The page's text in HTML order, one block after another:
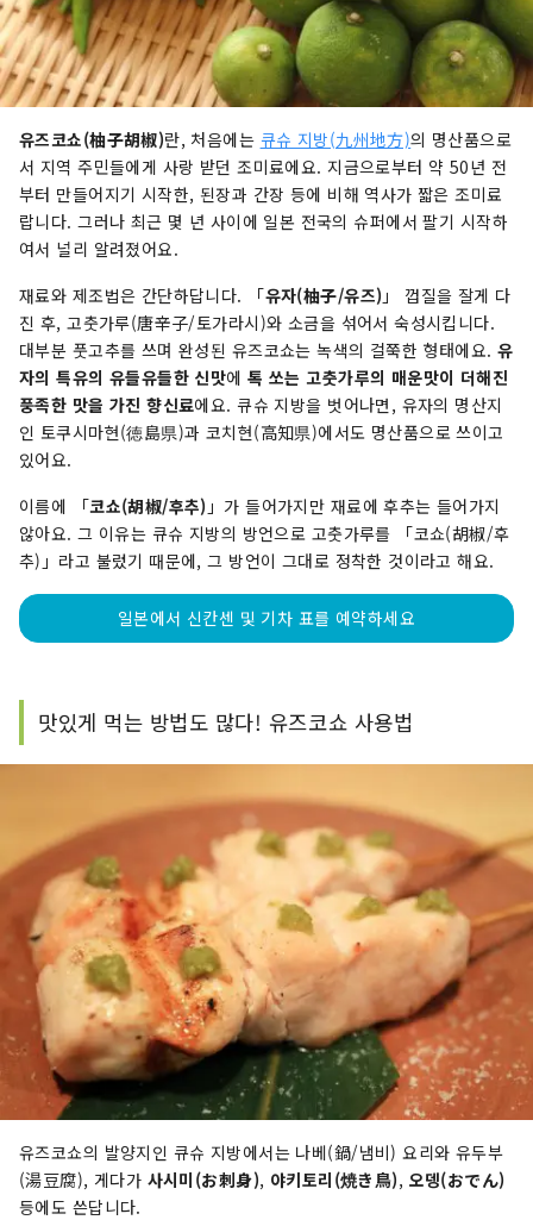
유즈코쇼(柚子胡椒)란, 처음에는 큐슈 지방(九州地方)의 명산품으로
서 지역 주민들에게 사랑 받던 조미료에요. 지금으로부터 약 50년 전
부터 만들어지기 시작한, 된장과 간장 등에 비해 역사가 짧은 조미료
랍니다. 그러나 최근 몇 년 사이에 일본 전국의 슈퍼에서 팔기 시작하
여서 널리 알려졌어요.
재료와 제조법은 간단하답니다. 「유자(柚子/유즈) 」 껍질을 잘게 다
진 후, 고춧가루(唐辛子/토가라시)와 소금을 섞어서 숙성시킵니다.
대부분 풋고추를 쓰며 완성된 유즈코쇼는 녹색의 걸쭉한 형태에요.유
자의 특유의 유들유들한 신맛에톡 쏘는 고춧가루의 매운맛이 더해진
풍족한 맛을 가진 향신료에요. 큐슈 지방을 벗어나면, 유자의 명산지
인 토쿠시마현(徳島県)과 코치현(高知県)에서도 명산품으로 쓰이고
있어요.
이름에 「코쇼(胡椒/후추) 」가 들어가지만 재료에 후추는 들어가지
않아요. 그 이유는 큐슈 지방의 방언으로 고춧가루를 「코쇼(胡椒/후
추)」라고 불렀기 때문에, 그 방언이 그대로 정착한 것이라고 해요.
일본에서 신칸센 및 기차 표를 예약하세요
맛있게 먹는 방법도 많다! 유즈코쇼 사용법
유즈코쇼의 발양지인 큐슈 지방에서는 나베(鍋/냄비) 요리와 유두부
(湯豆腐), 게다가 사시미(お刺身), 야키토리(焼き鳥), 오뎅(おでん)
등에도 쓴답니다.